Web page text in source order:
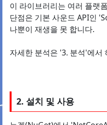
이 라이브러리는 여러 플랫
단점은 기본 사운드 API인
나뿐이 재생을 못 합니다.
자세한 분석은 '3. 분석'에서
2. 설치 및 사용